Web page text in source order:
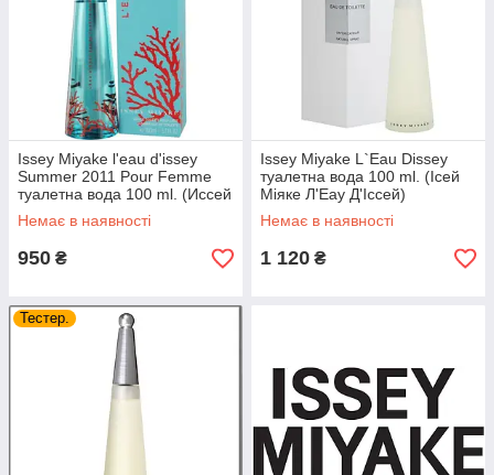
Issey Miyake l'eau d'issey
Summer 2011 Pour Femme
туалетна вода 100 ml. (Иссей
Міяке Наповнююча Єау
Саммер 2011)
Немає в наявності
950 ₴
Issey Miyake L`Eau Dissey
туалетна вода 100 ml. (Ісей
Міяке Л'Еау Д'Іссей)
Немає в наявності
1 120 ₴
Тестер.